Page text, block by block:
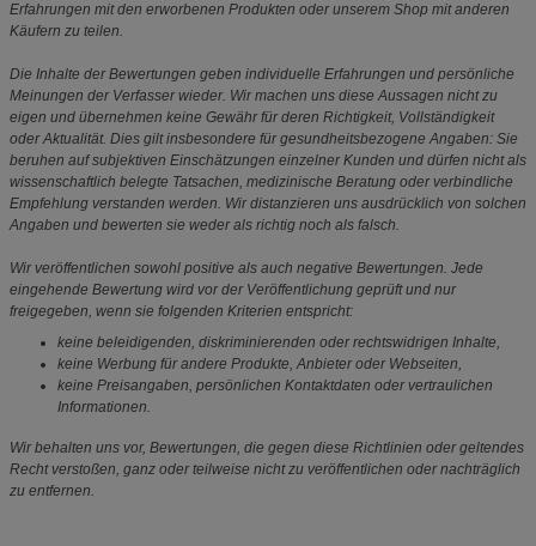
Erfahrungen mit den erworbenen Produkten oder unserem Shop mit anderen
Käufern zu teilen.
Die Inhalte der Bewertungen geben individuelle Erfahrungen und persönliche
Meinungen der Verfasser wieder. Wir machen uns diese Aussagen nicht zu
eigen und übernehmen keine Gewähr für deren Richtigkeit, Vollständigkeit
oder Aktualität. Dies gilt insbesondere für gesundheitsbezogene Angaben: Sie
beruhen auf subjektiven Einschätzungen einzelner Kunden und dürfen nicht als
wissenschaftlich belegte Tatsachen, medizinische Beratung oder verbindliche
Empfehlung verstanden werden. Wir distanzieren uns ausdrücklich von solchen
Angaben und bewerten sie weder als richtig noch als falsch.
Wir veröffentlichen sowohl positive als auch negative Bewertungen. Jede
eingehende Bewertung wird vor der Veröffentlichung geprüft und nur
freigegeben, wenn sie folgenden Kriterien entspricht:
keine beleidigenden, diskriminierenden oder rechtswidrigen Inhalte,
keine Werbung für andere Produkte, Anbieter oder Webseiten,
keine Preisangaben, persönlichen Kontaktdaten oder vertraulichen
Informationen.
Wir behalten uns vor, Bewertungen, die gegen diese Richtlinien oder geltendes
Recht verstoßen, ganz oder teilweise nicht zu veröffentlichen oder nachträglich
zu entfernen.